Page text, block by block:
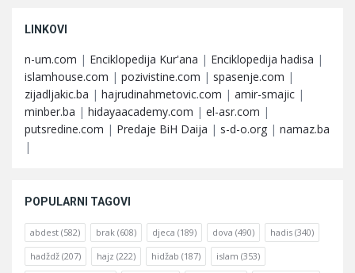
LINKOVI
n-um.com | Enciklopedija Kur'ana | Enciklopedija hadisa |
islamhouse.com | pozivistine.com | spasenje.com |
zijadljakic.ba | hajrudinahmetovic.com | amir-smajic |
minber.ba | hidayaacademy.com | el-asr.com |
putsredine.com | Predaje BiH Daija | s-d-o.org | namaz.ba
|
POPULARNI TAGOVI
abdest (582) brak (608) djeca (189) dova (490) hadis (340)
hadždž (207) hajz (222) hidžab (187) islam (353)